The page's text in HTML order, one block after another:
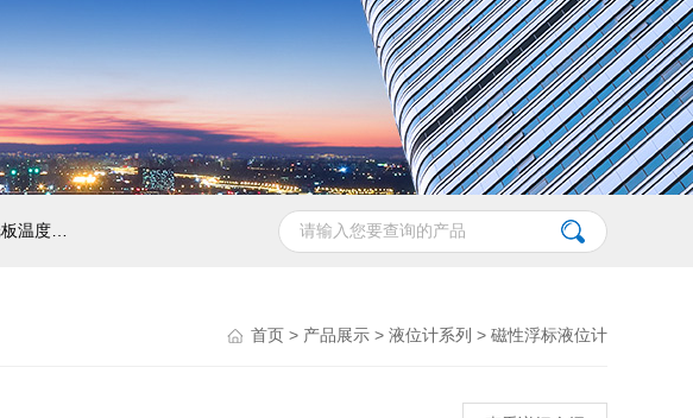
首页 > 产品展示 > 液位计系列 > 磁性浮标液位计